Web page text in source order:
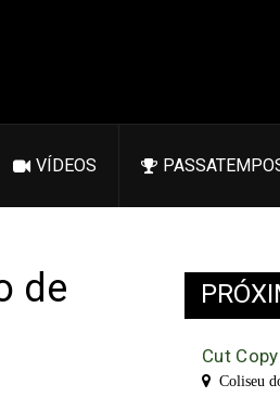
VÍDEOS
de
Cut Copy
Coliseu